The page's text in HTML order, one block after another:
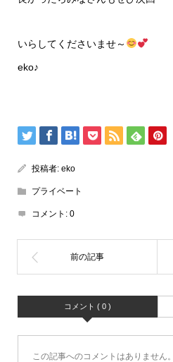
いらしてくださいませ～
eko♪
投稿者: eko
プライベート
コメント: 0
コメント ( 0 )
この記事へのコメントはありません。